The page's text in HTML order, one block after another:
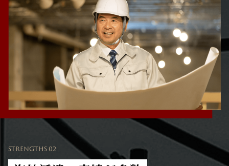
STRENGTHS 02